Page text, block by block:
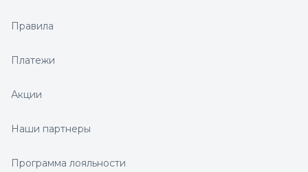
Правила
Платежи
Акции
Наши партнеры
Программа лояльности